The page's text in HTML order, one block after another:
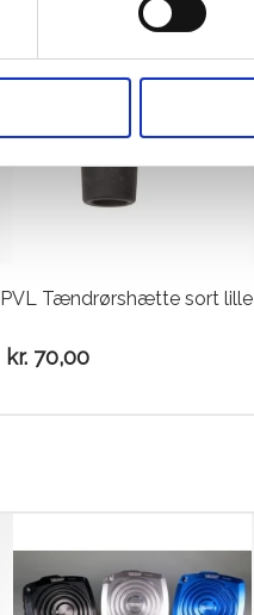
PVL Tændrørshætte sort lille
kr.70,00